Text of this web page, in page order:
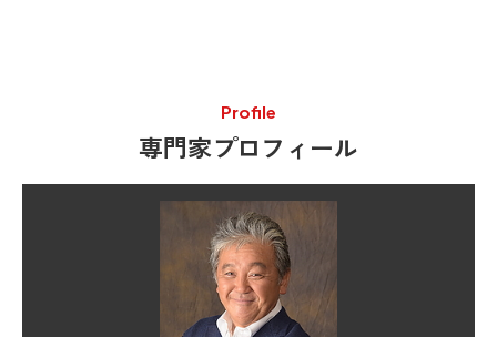
Profile
専門家プロフィール